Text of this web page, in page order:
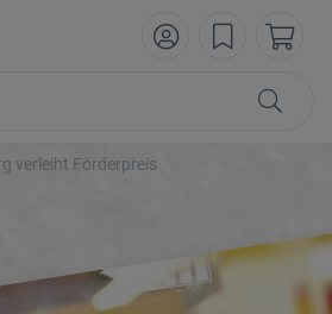
verleiht Förderpreis